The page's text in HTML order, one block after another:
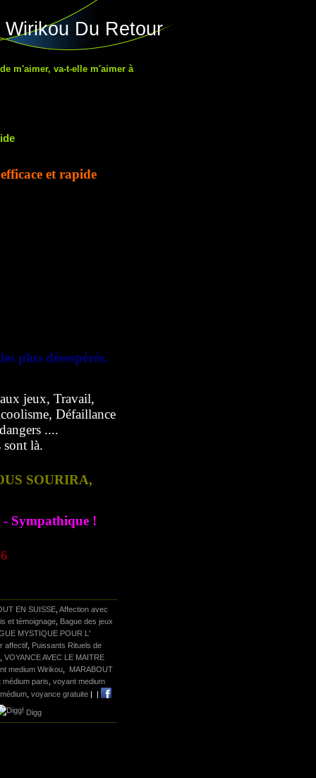
Du Retour
m'aimer, va-t-elle m'aimer à
et rapide
plus désespérés.
jeux, Travail,
Défaillance
....
sont là.
SOURIRA,
- Sympathique !
EN SUISSE, Affection avec
et témoignage, Bague des jeux
MYSTIQUE POUR L'
affectif, Puissants Rituels de
, VOYANCE AVEC LE MAITRE
medium Wirikou,
MARABOUT
médium paris, voyant medium
, voyance gratuite
Digg